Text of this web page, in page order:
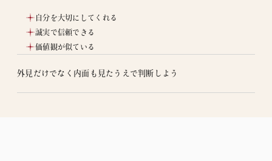
自分を大切にしてくれる
誠実で信頼できる
価値観が似ている
外見だけでなく内面も見たうえで判断しよう